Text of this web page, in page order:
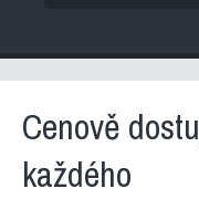
Cenově
každého